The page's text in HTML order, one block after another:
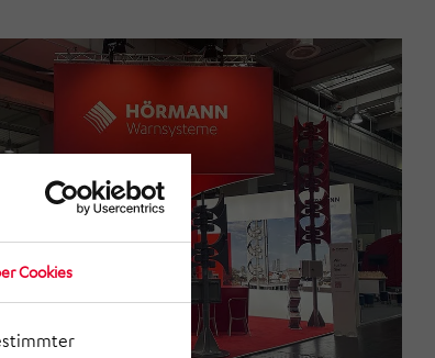
Cookies